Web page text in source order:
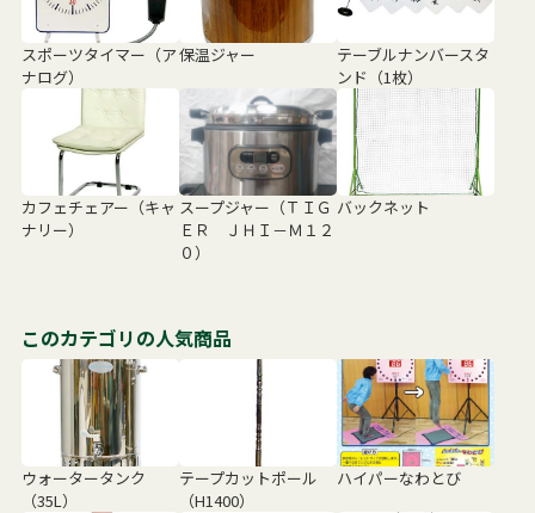
スポーツタイマー（ア
ナログ）
保温ジャー
テーブルナンバースタ
ンド（1枚）
カフェチェアー（キャ
ナリー）
スープジャー（ＴＩＧ
ＥＲ ＪＨＩ－Ｍ１２
０）
バックネット
このカテゴリの人気商品
ウォータータンク
（35L）
テープカットポール
（H1400）
ハイパーなわとび